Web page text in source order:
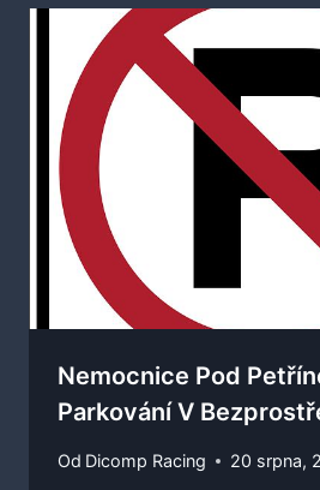
Nemocnice Pod
Parkování V
Od Dicomp Racing 20 srpna,